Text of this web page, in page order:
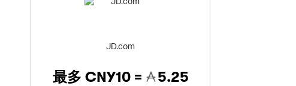
JD.com
最多 CNY10 = 5.25